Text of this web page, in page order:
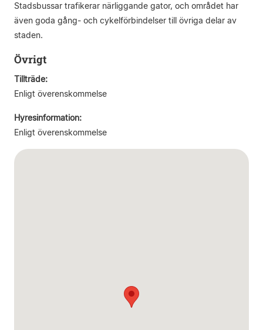
Stadsbussar trafikerar närliggande gator, och området har
även goda gång- och cykelförbindelser till övriga delar av
staden.
Övrigt
Tillträde:
Enligt överenskommelse
Hyresinformation:
Enligt överenskommelse